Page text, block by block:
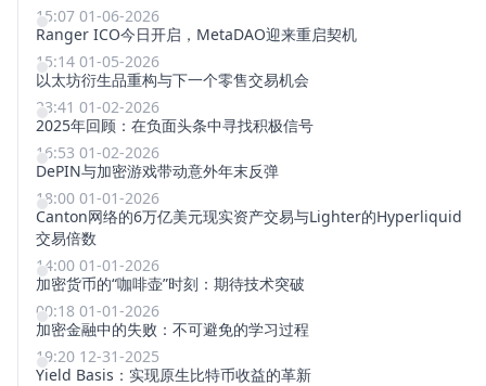
15:07 01-06-2026
Ranger ICO今日开启，MetaDAO迎来重启契机
15:14 01-05-2026
以太坊衍生品重构与下一个零售交易机会
23:41 01-02-2026
2025年回顾：在负面头条中寻找积极信号
16:53 01-02-2026
DePIN与加密游戏带动意外年末反弹
18:00 01-01-2026
Canton网络的6万亿美元现实资产交易与Lighter的Hyperliquid
交易倍数
14:00 01-01-2026
加密货币的“咖啡壶”时刻：期待技术突破
00:18 01-01-2026
加密金融中的失败：不可避免的学习过程
19:20 12-31-2025
Yield Basis：实现原生比特币收益的革新